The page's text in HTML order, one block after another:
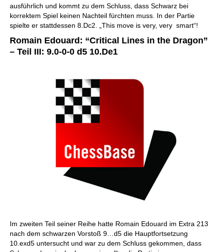
ausführlich und kommt zu dem Schluss, dass Schwarz bei
korrektem Spiel keinen Nachteil fürchten muss. In der Partie
spielte er stattdessen 8.Dc2. „This move is very, very smart“!
Romain Edouard: “Critical Lines in the Dragon”
– Teil III: 9.0-0-0 d5 10.De1
Im zweiten Teil seiner Reihe hatte Romain Edouard im Extra 213
nach dem schwarzen Vorstoß 9…d5 die Hauptfortsetzung
10.exd5 untersucht und war zu dem Schluss gekommen, dass